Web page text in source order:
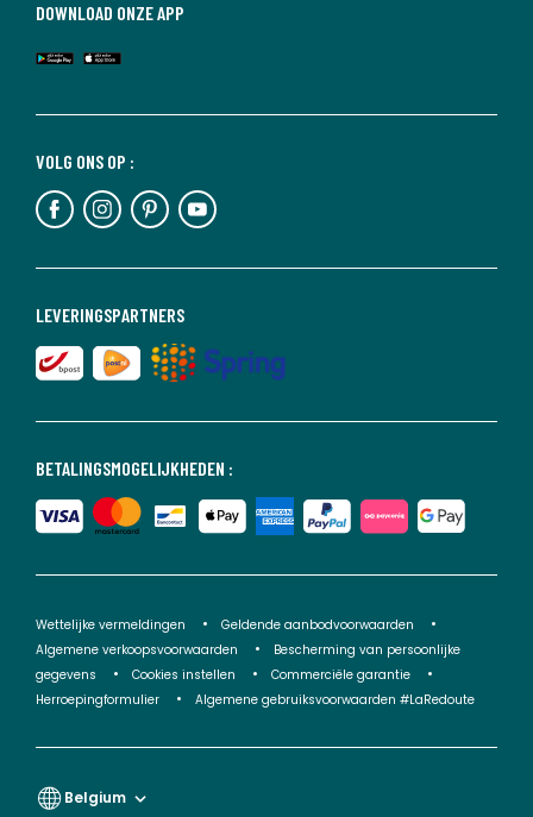
BETALINGSMOGELIJKHEDEN :
LEVERINGSPARTNERS
VOLG ONS OP :
DOWNLOAD ONZE APP
Wettelijke vermeldingen
Geldende aanbodvoorwaarden
Algemene verkoopsvoorwaarden
Bescherming van persoonlijke
gegevens
Cookies instellen
Commerciële garantie
Herroepingformulier
Algemene gebruiksvoorwaarden #LaRedoute
Belgium